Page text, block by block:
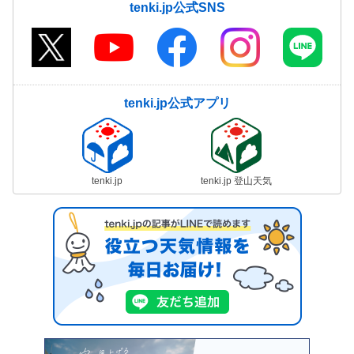
tenki.jp公式SNS
tenki.jp公式アプリ
tenki.jp tenki.jp 登山天気